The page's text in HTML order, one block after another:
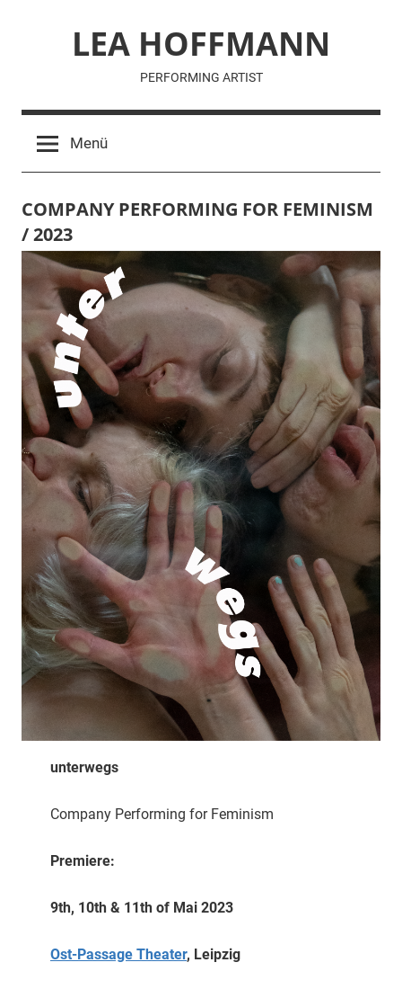
LEA HOFFMANN
PERFORMING ARTIST
Menü
COMPANY PERFORMING FOR FEMINISM
/ 2023
unterwegs
Company Performing for Feminism
Premiere:
9th, 10th & 11th of Mai 2023
Ost-Passage Theater, Leipzig